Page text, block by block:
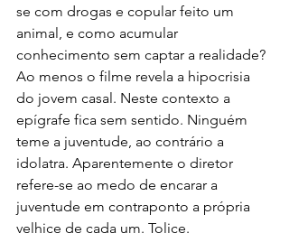
se com drogas e copular feito um
animal, e como acumular
conhecimento sem captar a realidade?
Ao menos o filme revela a hipocrisia
do jovem casal. Neste contexto a
epígrafe fica sem sentido. Ninguém
teme a juventude, ao contrário a
idolatra. Aparentemente o diretor
refere-se ao medo de encarar a
juventude em contraponto a própria
velhice de cada um. Tolice.